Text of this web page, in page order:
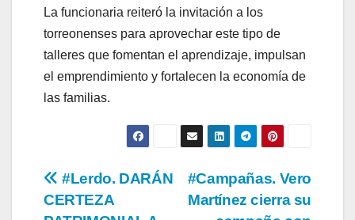
La funcionaria reiteró la invitación a los
torreonenses para aprovechar este tipo de
talleres que fomentan el aprendizaje, impulsan
el emprendimiento y fortalecen la economía de
las familias.
Navegación
#Campañas. Vero
Martínez cierra su
#Lerdo. DARÁN
CERTEZA